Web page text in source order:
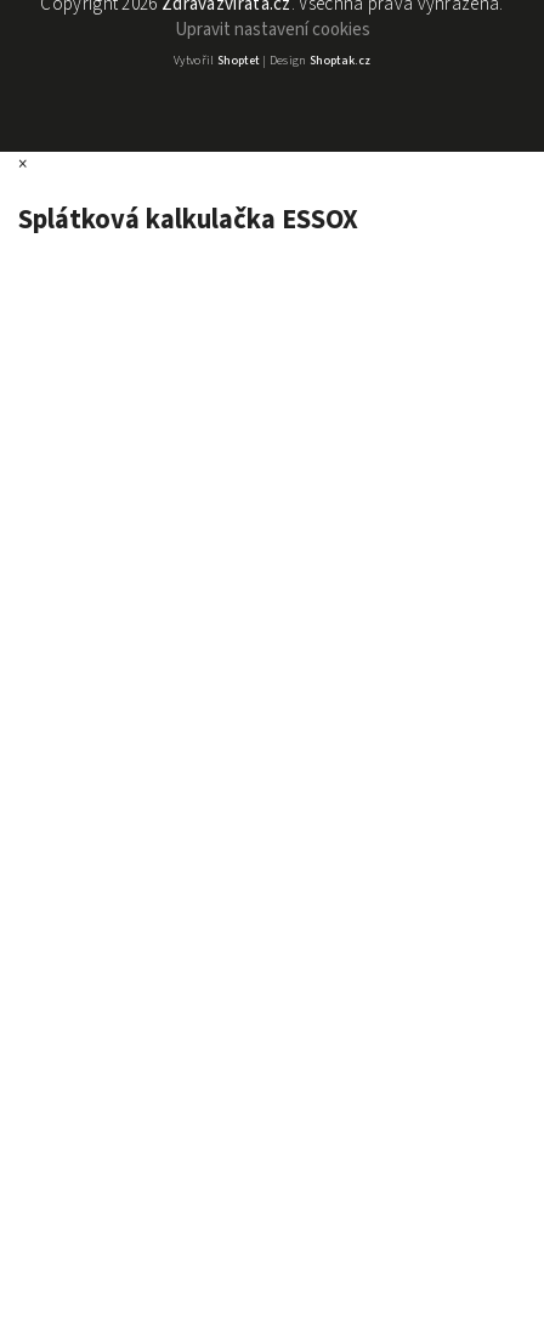
Upravit nastavení cookies
Vytvořil Shoptet| Design Shoptak.cz
×
Splátková kalkulačka ESSOX